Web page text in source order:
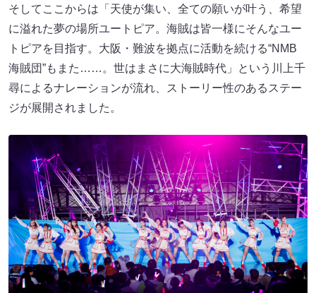
そしてここからは「天使が集い、全ての願いが叶う、希望
に溢れた夢の場所ユートピア。海賊は皆一様にそんなユー
トピアを目指す。大阪・難波を拠点に活動を続ける“NMB
海賊団”もまた……。世はまさに大海賊時代」という川上千
尋によるナレーションが流れ、ストーリー性のあるステー
ジが展開されました。